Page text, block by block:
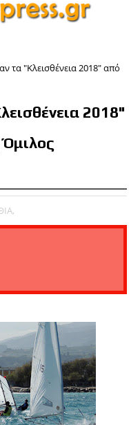
τα "Κλεισθένεια 2018" από
2018"
Όμιλος